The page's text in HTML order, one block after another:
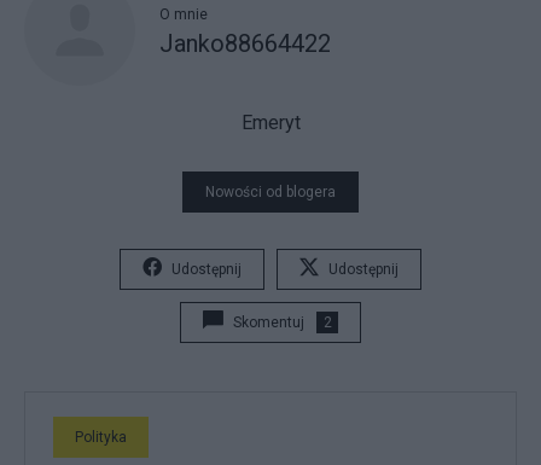
O mnie
Janko88664422
Emeryt
Nowości od blogera
Udostępnij Udostępnij
Skomentuj 2
Polityka